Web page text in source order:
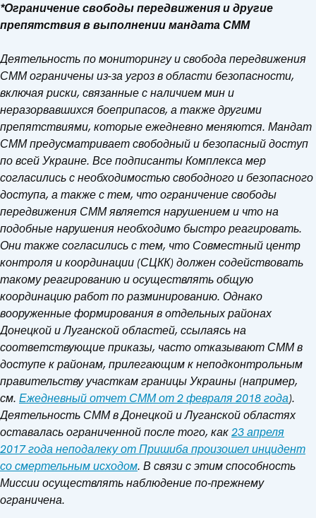
*Ограничение свободы передвижения и другие
препятствия в выполнении мандата СММ
Деятельность по мониторингу и свобода передвижения
СММ ограничены из-за угроз в области безопасности,
включая риски, связанные с наличием мин и
неразорвавшихся боеприпасов, а также другими
препятствиями, которые ежедневно меняются. Мандат
СММ предусматривает свободный и безопасный доступ
по всей Украине. Все подписанты Комплекса мер
согласились с необходимостью свободного и безопасного
доступа, а также с тем, что ограничение свободы
передвижения СММ является нарушением и что на
подобные нарушения необходимо быстро реагировать.
Они также согласились с тем, что Совместный центр
контроля и координации (СЦКК) должен содействовать
такому реагированию и осуществлять общую
координацию работ по разминированию. Однако
вооруженные формирования в отдельных районах
Донецкой и Луганской областей, ссылаясь на
соответствующие приказы, часто отказывают СММ в
доступе к районам, прилегающим к неподконтрольным
правительству участкам границы Украины (например,
см. Ежедневный отчет СММ от 2 февраля 2018 года).
Деятельность СММ в Донецкой и Луганской областях
оставалась ограниченной после того, как23 апреля
2017 года неподалеку от Пришиба произошел инцидент
со смертельным исходом. В связи с этим способность
Миссии осуществлять наблюдение по‑прежнему
ограничена.